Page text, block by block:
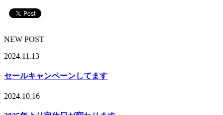
NEW POST
2024.11.13
セールキャンペーンしてます
2024.10.16